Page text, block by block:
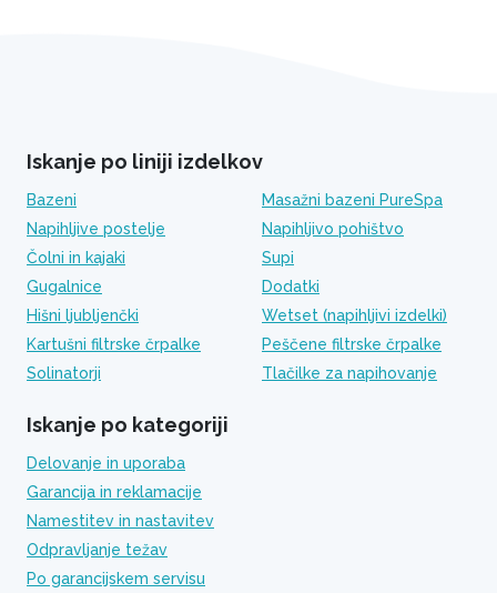
Iskanje po liniji izdelkov
Bazeni
Masažni bazeni PureSpa
Napihljive postelje
Napihljivo pohištvo
Čolni in kajaki
Supi
Gugalnice
Dodatki
Hišni ljubljenčki
Wetset (napihljivi izdelki)
Kartušni filtrske črpalke
Peščene filtrske črpalke
Solinatorji
Tlačilke za napihovanje
Iskanje po kategoriji
Delovanje in uporaba
Garancija in reklamacije
Namestitev in nastavitev
Odpravljanje težav
Po garancijskem servisu